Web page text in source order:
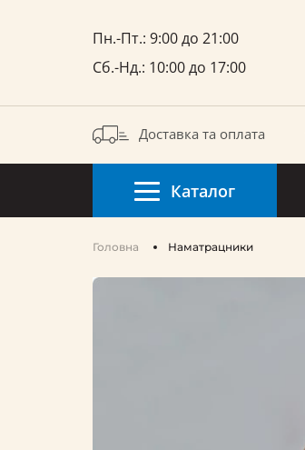
Пн.-Пт.: 9:00 до 21:00
Сб.-Нд.: 10:00 до 17:00
Доставка та оплата
Каталог
Головна Наматрацники